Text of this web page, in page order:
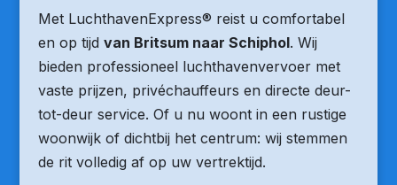
Met LuchthavenExpress® reist u comfortabel
en op tijd van Britsum naar Schiphol. Wij
bieden professioneel luchthavenvervoer met
vaste prijzen, privéchauffeurs en directe deur-
tot-deur service. Of u nu woont in een rustige
woonwijk of dichtbij het centrum: wij stemmen
de rit volledig af op uw vertrektijd.